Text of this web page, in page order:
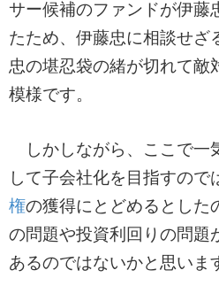
サー候補のファンドが伊藤
たため、伊藤忠に相談せざ
忠の堪忍袋の緒が切れて敵
模様です。
しかしながら、ここで一
して子会社化を目指すので
権の獲得にとどめるとした
の問題や投資利回りの問題
あるのではないかと思いま